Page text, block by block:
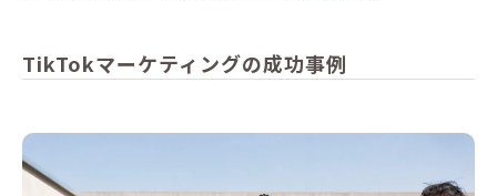
TikTokマーケティングの成功事例